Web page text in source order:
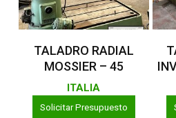
Leer Más
TALADRO RADIAL
MOSSIER – 45
ITALIA
Solicitar Presupuesto